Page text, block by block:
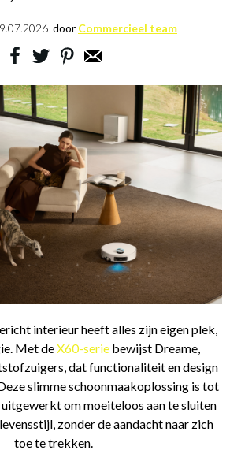
door Commercieel team
interieur heeft alles zijn eigen plek,
Met deX60-serie bewijst Dreame,
dat functionaliteit en design
slimme schoonmaakoplossing is tot
om moeiteloos aan te sluiten
zonder de aandacht naar zich
toe te trekken.